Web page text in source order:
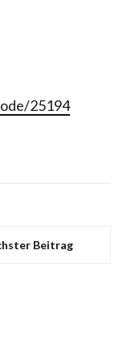
25194
Beitrag